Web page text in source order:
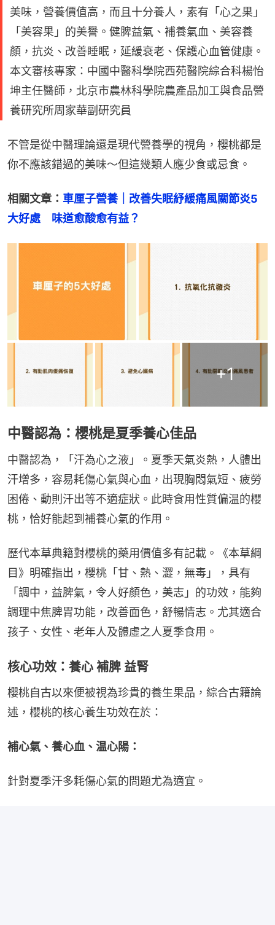
美味，營養價值高，而且十分養人，素有「心之果」
「美容果」的美譽。健脾益氣、補養氣血、美容養
顏，抗炎、改善睡眠，延緩衰老、保護心血管健康。
本文審核專家：中國中醫科學院西苑醫院綜合科楊怡
坤主任醫師，北京市農林科學院農產品加工與食品營
養研究所周家華副研究員
不管是從中醫理論還是現代營養學的視角，櫻桃都是
你不應該錯過的美味～但這幾類人應少食或忌食。
相關文章： 車厘子營養｜改善失眠紓緩痛風關節炎5
大好處　味道愈酸愈有益？
+1
中醫認為：櫻桃是夏季養心佳品
中醫認為，「汗為心之液」。夏季天氣炎熱，人體出
汗增多，容易耗傷心氣與心血，出現胸悶氣短、疲勞
困倦、動則汗出等不適症狀。此時食用性質偏温的櫻
桃，恰好能起到補養心氣的作用。
歷代本草典籍對櫻桃的藥用價值多有記載。《本草綱
目》明確指出，櫻桃「甘、熱、澀，無毒」，具有
「調中，益脾氣，令人好顏色，美志」的功效，能夠
調理中焦脾胃功能，改善面色，舒暢情志。尤其適合
孩子、女性、老年人及體虛之人夏季食用。
核心功效：養心 補脾 益腎
櫻桃自古以來便被視為珍貴的養生果品，綜合古籍論
述，櫻桃的核心養生功效在於：
補心氣、養心血、温心陽：
針對夏季汗多耗傷心氣的問題尤為適宜。